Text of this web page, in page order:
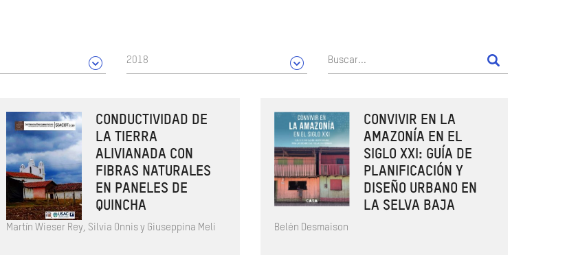
2018
CONDUCTIVIDAD DE
LA TIERRA
ALIVIANADA CON
FIBRAS NATURALES
EN PANELES DE
QUINCHA
Martín Wieser Rey, Silvia Onnis y Giuseppina Meli
CONVIVIR EN LA
AMAZONÍA EN EL
SIGLO XXI: GUÍA DE
PLANIFICACIÓN Y
DISEÑO URBANO EN
LA SELVA BAJA
Belén Desmaison